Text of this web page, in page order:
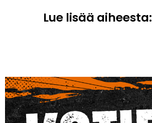
Lue lisää aiheesta: